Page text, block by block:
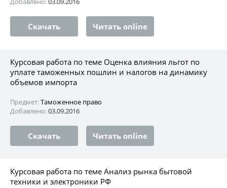
Скачать Читать online
Курсовая работа по теме Оценка влияния льгот по
уплате таможенных пошлин и налогов на динамику
объемов импорта
Предмет:Таможенное право
Добавлено:03.09.2016
Скачать Читать online
Курсовая работа по теме Анализ рынка бытовой
техники и электроники РФ